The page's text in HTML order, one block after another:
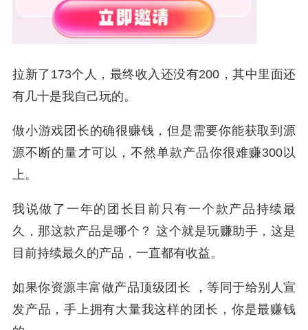
拉新了173个人，最终收入还没有200，其中里面还
有几十是我自己玩的。
做小游戏团长的确很赚钱，但是需要你能获取到源
源不断的量才可以，不然单款产品你很难赚300以
上。
我说做了一年的团长目前只有一个款产品持续最
久，那这款产品是哪个？ 这个就是玩赚助手，这是
目前持续最久的产品，一直都有收益。
如果你资源丰富做产品顶级团长 ，等同于给别人宣
发产品，手上拥有大量我这样的团长，你是最赚钱